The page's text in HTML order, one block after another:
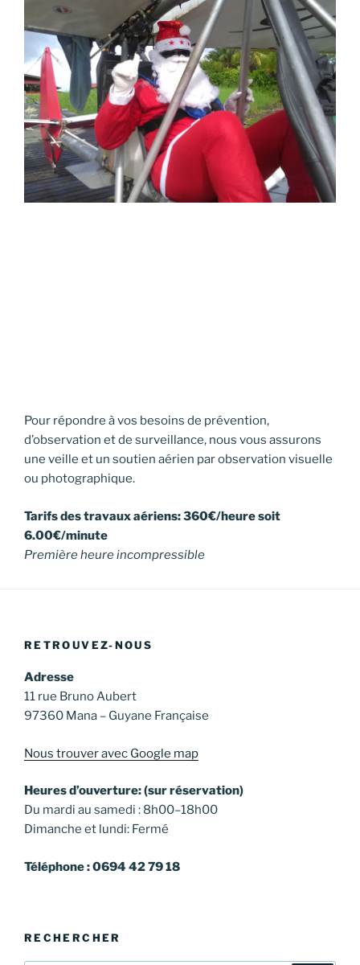
Pour répondre à vos besoins de prévention,
d’observation et de surveillance, nous vous assurons
une veille et un soutien aérien par observation visuelle
ou photographique.
Tarifs des travaux aériens: 360€/heure soit
6.00€/minute
Première heure incompressible
RETROUVEZ-NOUS
Adresse
11 rue Bruno Aubert
97360 Mana – Guyane Française
Nous trouver avec Google map
Heures d’ouverture: (sur réservation)
Du mardi au samedi : 8h00–18h00
Dimanche et lundi: Fermé
Téléphone : 0694 42 79 18
RECHERCHER